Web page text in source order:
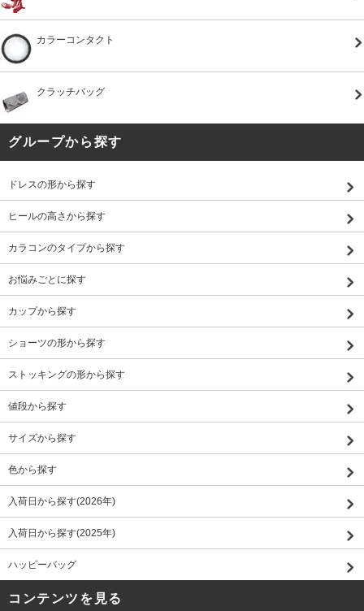
カラーコンタクト
クラッチバッグ
グループから探す
ドレスの形から探す
ヒールの高さから探す
カラコンのタイプから探す
お悩みごとに探す
カップから探す
ショーツの形から探す
ストッキングの形から探す
値段から探す
サイズから探す
色から探す
入荷日から探す(2026年)
入荷日から探す(2025年)
ハッピーバッグ
コンテンツを見る